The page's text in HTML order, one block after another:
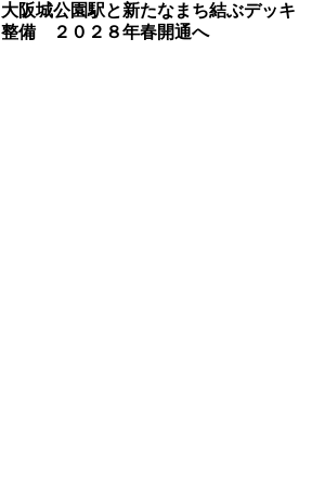
大阪城公園駅と新たなまち結ぶデッキ
整備 ２０２８年春開通へ